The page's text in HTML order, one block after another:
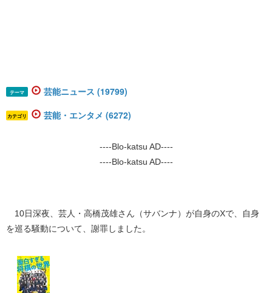
テーマ 芸能ニュース (19799)
カテゴリ 芸能・エンタメ (6272)
----Blo-katsu AD----
----Blo-katsu AD----
10日深夜、芸人・高橋茂雄さん（サバンナ）が自身のXで、自身
を巡る騒動について、謝罪しました。